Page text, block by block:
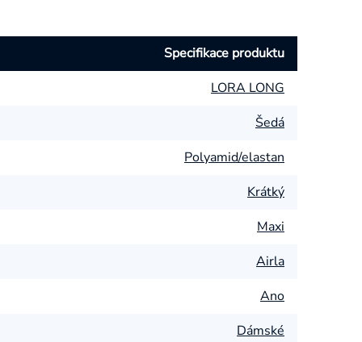
Specifikace produktu
LORA LONG
Šedá
Polyamid/elastan
Krátký
Maxi
Airla
Ano
Dámské